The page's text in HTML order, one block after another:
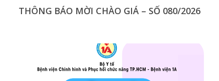
THÔNG BÁO MỜI CHÀO GIÁ – SỐ 080/2026